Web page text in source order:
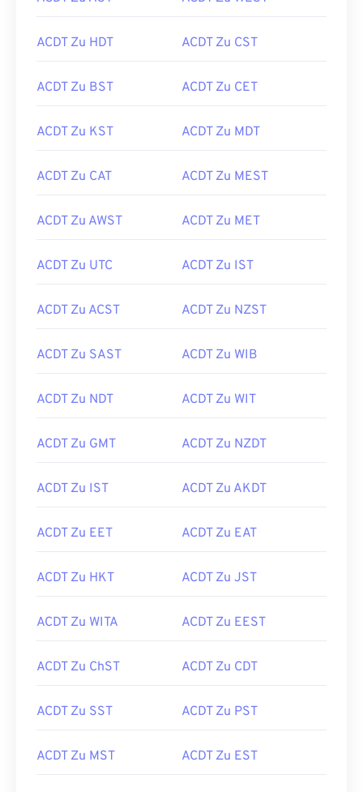
ACDT Zu HDT ACDT Zu CST
ACDT Zu BST ACDT Zu CET
ACDT Zu KST ACDT Zu MDT
ACDT Zu CAT ACDT Zu MEST
ACDT Zu AWST ACDT Zu MET
ACDT Zu UTC ACDT Zu IST
ACDT Zu ACST ACDT Zu NZST
ACDT Zu SAST ACDT Zu WIB
ACDT Zu NDT ACDT Zu WIT
ACDT Zu GMT ACDT Zu NZDT
ACDT Zu IST ACDT Zu AKDT
ACDT Zu EET ACDT Zu EAT
ACDT Zu HKT ACDT Zu JST
ACDT Zu WITA ACDT Zu EEST
ACDT Zu ChST ACDT Zu CDT
ACDT Zu SST ACDT Zu PST
ACDT Zu MST ACDT Zu EST